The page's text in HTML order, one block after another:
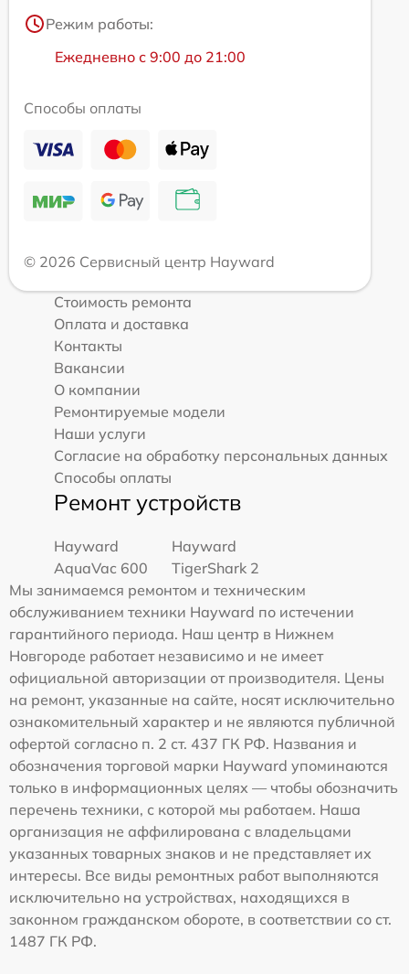
Режим работы:
Ежедневно с 9:00 до 21:00
Способы оплаты
© 2026 Сервисный центр Hayward
Стоимость ремонта
Оплата и доставка
Контакты
Вакансии
О компании
Ремонтируемые модели
Наши услуги
Согласие на обработку персональных данных
Способы оплаты
Ремонт устройств
Hayward
AquaVac 600
Hayward
TigerShark 2
Мы занимаемся ремонтом и техническим
обслуживанием техники Hayward по истечении
гарантийного периода. Наш центр в Нижнем
Новгороде работает независимо и не имеет
официальной авторизации от производителя. Цены
на ремонт, указанные на сайте, носят исключительно
ознакомительный характер и не являются публичной
офертой согласно п. 2 ст. 437 ГК РФ. Названия и
обозначения торговой марки Hayward упоминаются
только в информационных целях — чтобы обозначить
перечень техники, с которой мы работаем. Наша
организация не аффилирована с владельцами
указанных товарных знаков и не представляет их
интересы. Все виды ремонтных работ выполняются
исключительно на устройствах, находящихся в
законном гражданском обороте, в соответствии со ст.
1487 ГК РФ.